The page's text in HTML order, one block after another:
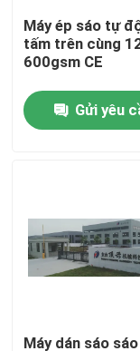
Nhà
Về chúng tôi
Chuyến tham
Kiểm soát chất
Máy ép sáo tự
tấm trên cùng
600gsm CE
Gửi yêu
Máy dán sáo sáo